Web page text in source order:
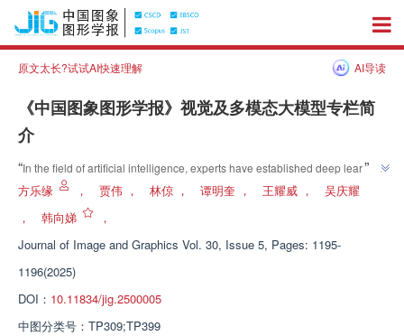
原文太长?试试AI快速理解 AI导读
《中国图象图形学报》视觉及多模态大模型专栏简
介
“In the field of artificial intelligence, experts have established deep learning
systems to provide new directions for the development of intelligent
”
”
方乐缘 ， 贾伟 ， 林倞 ， 谭明奎 ， 王耀威 ，
吴庆耀
，
韩向娣
，
Journal of Image and Graphics Vol. 30, Issue 5, Pages: 1195-
1196(2025)
DOI： 10.11834/jig.2500005
中图分类号： TP309;TP399